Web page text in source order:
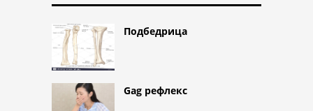
Подбедрица
Gag рефлекс